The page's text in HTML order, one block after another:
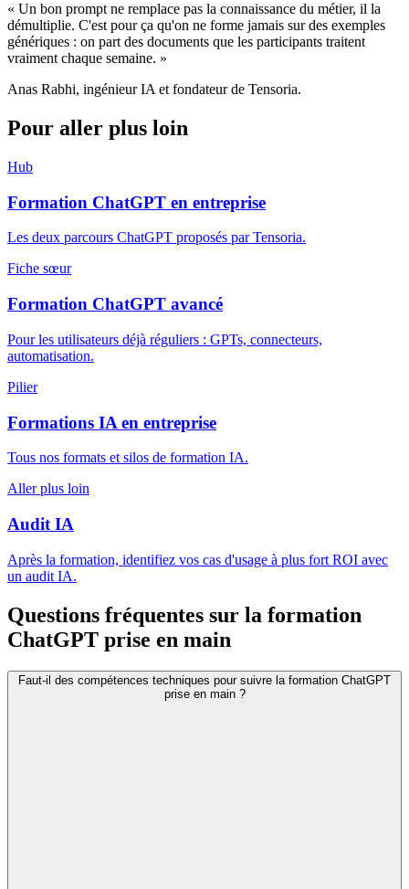
« Un bon prompt ne remplace pas la connaissance du métier, il la
démultiplie. C'est pour ça qu'on ne forme jamais sur des exemples
génériques : on part des documents que les participants traitent
vraiment chaque semaine. »
Anas Rabhi, ingénieur IA et fondateur de Tensoria.
Pour aller plus loin
Hub
Formation ChatGPT en entreprise
Les deux parcours ChatGPT proposés par Tensoria.
Fiche sœur
Formation ChatGPT avancé
Pour les utilisateurs déjà réguliers : GPTs, connecteurs,
automatisation.
Pilier
Formations IA en entreprise
Tous nos formats et silos de formation IA.
Aller plus loin
Audit IA
Après la formation, identifiez vos cas d'usage à plus fort ROI avec
un audit IA.
Questions fréquentes sur la formation
ChatGPT prise en main
Faut-il des compétences techniques pour suivre la formation ChatGPT
prise en main ?